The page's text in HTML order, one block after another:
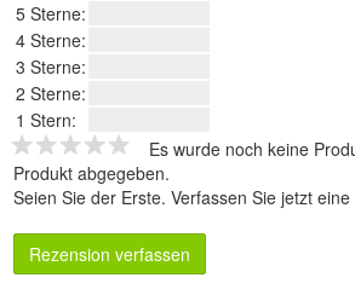
5 Sterne:
4 Sterne:
3 Sterne:
2 Sterne:
1 Stern:
Es wurde noch keine
Produkt abgegeben.
Seien Sie der Erste. Verfassen Sie jetzt
Rezension verfassen